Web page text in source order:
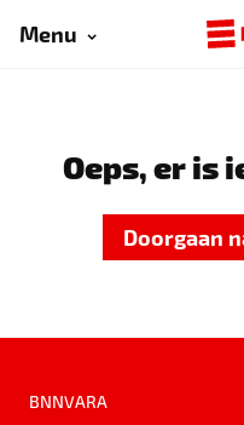
Menu
Oeps, er is
Doorgaan
BNNVARA